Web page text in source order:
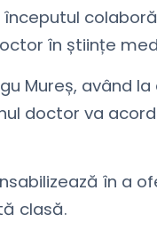
în științe
Mureș, având
doctor va
în a
clasă.